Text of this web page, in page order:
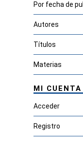
Por fecha de
Autores
Títulos
Materias
MI CUENTA
Acceder
Registro